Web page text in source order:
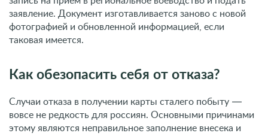
заявление. Документ изготавливается заново с новой
фотографией и обновленной информацией, если
таковая имеется.
Как обезопасить себя от отказа?
Случаи отказа в получении карты сталего побыту —
вовсе не редкость для россиян. Основными причинами
этому являются неправильное заполнение внесека и